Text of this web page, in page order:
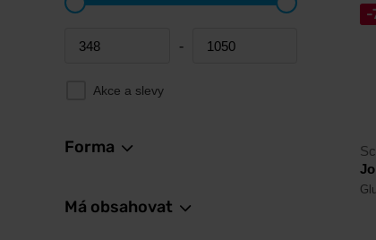
Minimum price -
Maximum price
Akce a slevy
Forma
Má obsahovat
-